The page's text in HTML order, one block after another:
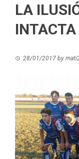
LA
INTACTA
28/01/2017 by